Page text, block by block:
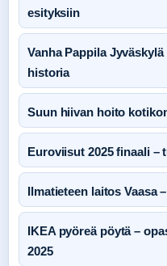
esityksiin
Vanha Pappila
historia
Suun hiivan hoito
Euroviisut 2025 finaali –
Ilmatieteen laitos Vaasa
IKEA pyöreä pöytä –
2025